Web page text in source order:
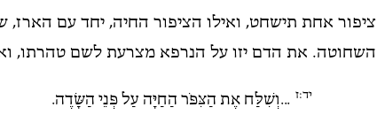
ציפור אחת תישחט, ואילו הציפור החיה, יחד עם הארז,
השחוטה. את הדם יזו על הנרפא מצרעת לשם טהרתו,
יד:ז ...וְשִׁלַּח אֶת הַצִּפֹּר הַחַיָּה עַל פְּנֵי הַשָּׂדֶה.